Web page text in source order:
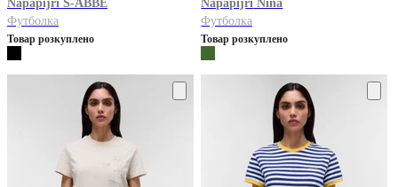
Napapijri S-ABBE
Футболка
Товар розкуплено
Napapijri Nina
Футболка
Товар розкуплено